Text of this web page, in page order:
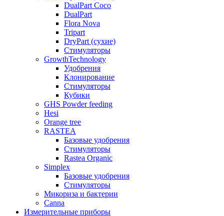
DualPart Coco
DualPart
Flora Nova
Tripart
DryPart (сухие)
Стимуляторы
GrowthTechnology
Удобрения
Клонирование
Стимуляторы
Кубики
GHS Powder feeding
Hesi
Orange tree
RASTEA
Базовые удобрения
Стимуляторы
Rastea Organic
Simplex
Базовые удобрения
Стимуляторы
Микориза и бактерии
Canna
Измерительные приборы